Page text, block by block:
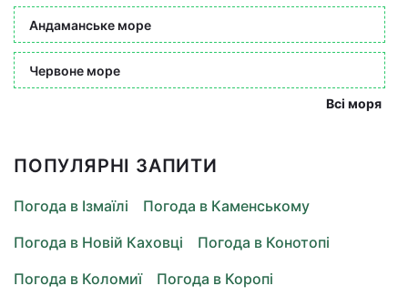
Андаманське море
Червоне море
Всі моря
ПОПУЛЯРНІ ЗАПИТИ
Погода в Ізмаїлі
Погода в Каменському
Погода в Новій Каховці
Погода в Конотопі
Погода в Коломиї
Погода в Коропі